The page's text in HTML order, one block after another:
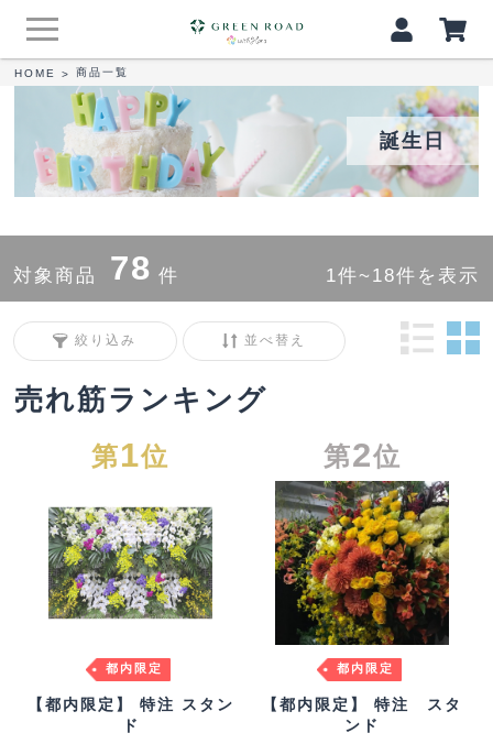
HOME > 商品一覧
誕生日
対象商品 78 件 1件~18件を表示
絞り込み 並べ替え
売れ筋ランキング
第1位
都内限定
【都内限定】 特注 スタン
ド
第2位
都内限定
【都内限定】 特注 スタ
ンド